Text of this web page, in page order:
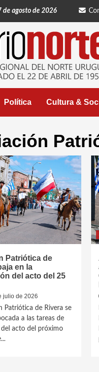
de agosto de 2026
Política Cultura &
Patriótica de
en la
del acto del 25
julio de 2026
Patriótica de Rivera se
a las tareas de
acto del próximo